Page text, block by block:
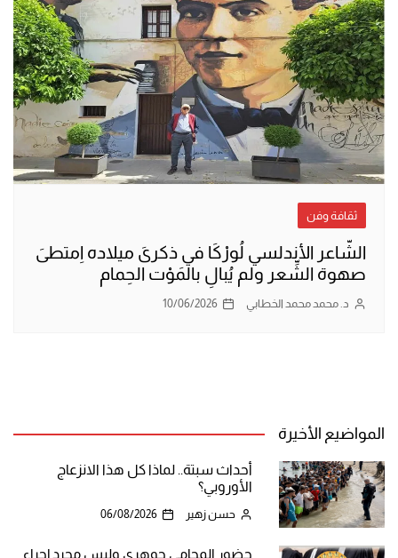
ثقافة وفن
الشّاعر الأندلسي لُورْكَا في ذكرىَ ميلاده اِمتطىَ
صهوة الشِّعر ولم يُبالِ بالمَوْت الحِمام
د. محمد محمد الخطابي 10/06/2026
المواضيع الأخيرة
أحداث سبتة.. لماذا كل هذا الانزعاج
الأوروبي؟
حسن زهير 06/08/2026
حضور المحامي جوهري وليس مجرد إجراء